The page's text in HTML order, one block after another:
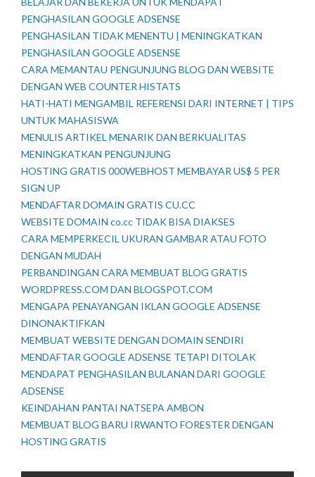
PENGHASILAN GOOGLE ADSENSE
PENGHASILAN TIDAK MENENTU | MENINGKATKAN
PENGHASILAN GOOGLE ADSENSE
CARA MEMANTAU PENGUNJUNG BLOG DAN WEBSITE
DENGAN WEB COUNTER HISTATS
HATI-HATI MENGAMBIL REFERENSI DARI INTERNET | TIPS
UNTUK MAHASISWA
MENULIS ARTIKEL MENARIK DAN BERKUALITAS
MENINGKATKAN PENGUNJUNG
HOSTING GRATIS 000WEBHOST MEMBAYAR US$ 5 PER
SIGN UP
MENDAFTAR DOMAIN GRATIS CU.CC
WEBSITE DOMAIN co.cc TIDAK BISA DIAKSES
CARA MEMPERKECIL UKURAN GAMBAR ATAU FOTO
DENGAN MUDAH
PERBANDINGAN CARA MEMBUAT BLOG GRATIS
WORDPRESS.COM DAN BLOGSPOT.COM
MENGAPA PENAYANGAN IKLAN GOOGLE ADSENSE
DINONAKTIFKAN
MEMBUAT WEBSITE DENGAN DOMAIN SENDIRI
MENDAFTAR GOOGLE ADSENSE TETAPI DITOLAK
MENDAPAT PENGHASILAN BULANAN DARI GOOGLE
ADSENSE
KEINDAHAN PANTAI NATSEPA AMBON
MEMBUAT BLOG BARU IRWANTO FORESTER DENGAN
HOSTING GRATIS